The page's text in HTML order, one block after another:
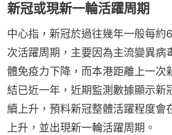
新冠或現新一輪活躍周期
中心指，新冠於過往幾年一般每約
次活躍周期，主要因為主流變異病
體免疫力下降，而本港距離上一次
結已近一年，近期監測數據顯示新
續上升，預料新冠整體活躍程度會
上升，並出現新一輪活躍周期。